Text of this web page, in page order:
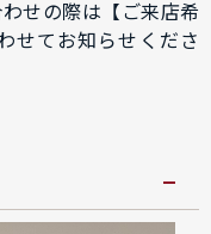
せの際は【ご来店希
せてお知らせくださ